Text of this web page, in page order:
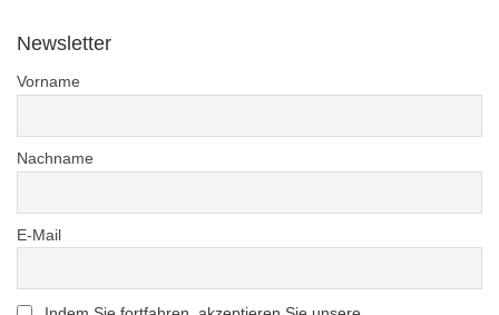
Newsletter
Vorname
Nachname
E-Mail